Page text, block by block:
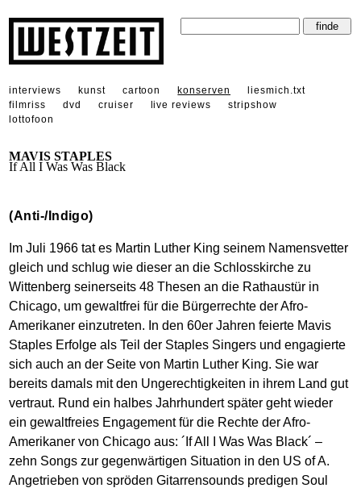
interviews kunst cartoon konserven
liesmich.txt
filmriss
dvd cruiser live reviews
stripshow
lottofoon
MAVIS STAPLES
If All I Was Was Black
(Anti-/Indigo)
Im Juli 1966 tat es Martin Luther King seinem Namensvetter
gleich und schlug wie dieser an die Schlosskirche zu
Wittenberg seinerseits 48 Thesen an die Rathaustür in
Chicago, um gewaltfrei für die Bürgerrechte der Afro-
Amerikaner einzutreten. In den 60er Jahren feierte Mavis
Staples Erfolge als Teil der Staples Singers und engagierte
sich auch an der Seite von Martin Luther King. Sie war
bereits damals mit den Ungerechtigkeiten in ihrem Land gut
vertraut. Rund ein halbes Jahrhundert später geht wieder
ein gewaltfreies Engagement für die Rechte der Afro-
Amerikaner von Chicago aus: ´If All I Was Was Black´ –
zehn Songs zur gegenwärtigen Situation in den US of A.
Angetrieben von spröden Gitarrensounds predigen Soul